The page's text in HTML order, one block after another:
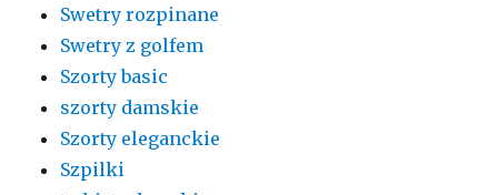
Swetry rozpinane
Swetry z golfem
Szorty basic
szorty damskie
Szorty eleganckie
Szpilki